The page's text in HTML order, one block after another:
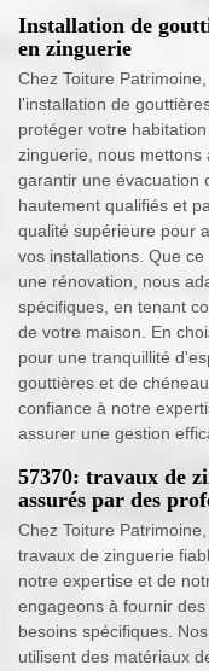
Installation de
en zinguerie
Chez Toiture
l'installation de
protéger votre
zinguerie, nous
garantir une évacuation
hautement qualifiés et
qualité supérieure pour
vos installations. Que
une rénovation, nous
spécifiques, en tenant
de votre maison. En
pour une tranquillité
gouttières et de
confiance à notre
assurer une gestion
57370: travaux de
assurés par des
Chez Toiture
travaux de zinguerie
notre expertise et de
engageons à fournir
besoins spécifiques.
utilisent des matériaux